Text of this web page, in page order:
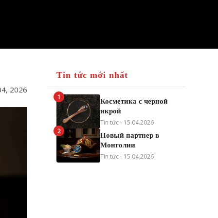
2026
Tin tức mới nhất
1
Косметика с черной
икрой
Tin tức - 15.04.2026
2
Новый партнер в
Монголии
Tin tức - 15.04.2026